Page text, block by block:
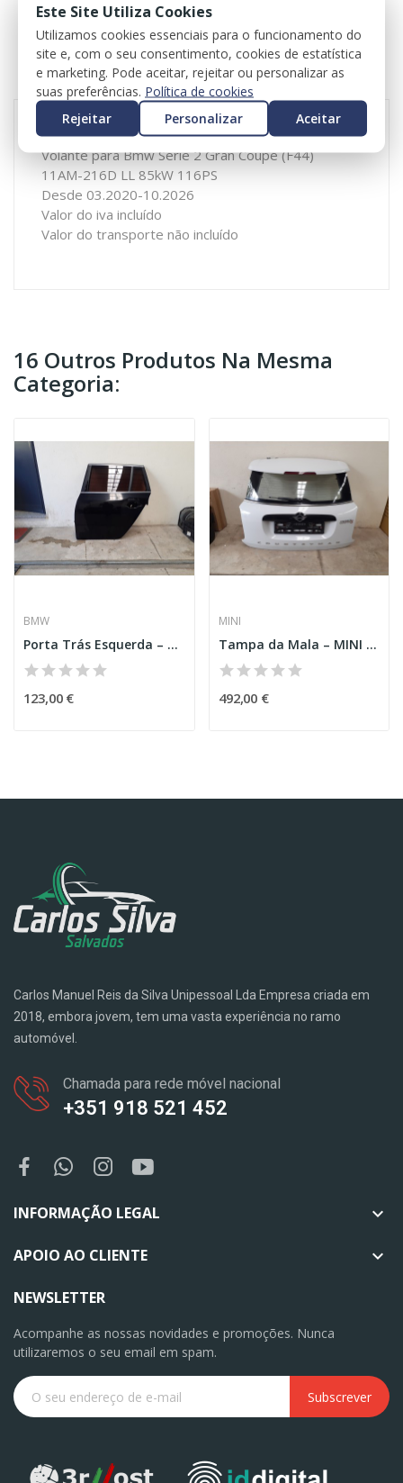
ESPECIFICAÇÕES
REVIEWS
Volante para Bmw Série 2 Gran Coupé (F44)
11AM-216D LL 85kW 116PS
Desde 03.2020-10.2026
Valor do iva incluído
Valor do transporte não incluído
16 Outros Produtos Na Mesma
Categoria:
BMW
Porta Trás Esquerda – BMW 5 TOURING (E61)
123,00 €
MINI
Tampa da Mala – MINI COUNTRYMAN (F60)
492,00 €
Carlos Manuel Reis da Silva Unipessoal Lda Empresa criada em
2018, embora jovem, tem uma vasta experiência no ramo
automóvel.
Chamada para rede móvel nacional
+351 918 521 452
INFORMAÇÃO LEGAL 
APOIO AO CLIENTE 
NEWSLETTER
Acompanhe as nossas novidades e promoções. Nunca
utilizaremos o seu email em spam.
Subscrever
Este Site Utiliza Cookies
Utilizamos cookies essenciais para o funcionamento do
site e, com o seu consentimento, cookies de estatística
e marketing. Pode aceitar, rejeitar ou personalizar as
suas preferências. Política de cookies
Rejeitar
Personalizar Aceitar